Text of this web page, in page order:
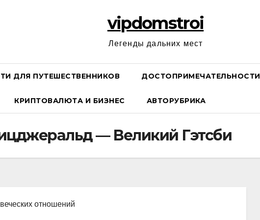
vipdomstroi
Легенды дальних мест
ДЛЯ ПУТЕШЕСТВЕННИКОВ ДОСТОПРИМЕЧАТЕЛЬНОСТИ
КРИПТОВАЛЮТА И БИЗНЕС АВТОРУБРИКА
— Великий Гэтсби
отношений